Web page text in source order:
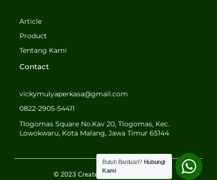
Article
Product
Tentang Kami
Contact
vickymulyaperkasa@gmail.com
0822-2905-54411
Tlogomas Square No.Kav 20, Tlogomas, Kec.
Lowokwaru, Kota Malang, Jawa Timur 65144
© 2023 Created by MULYA PERKASA
Butuh Bantuan? Hubungi
Kami